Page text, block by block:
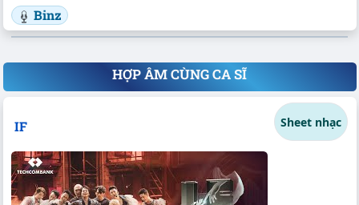
Binz
HỢP ÂM CÙNG CA SĨ
IF Sheet nhạc